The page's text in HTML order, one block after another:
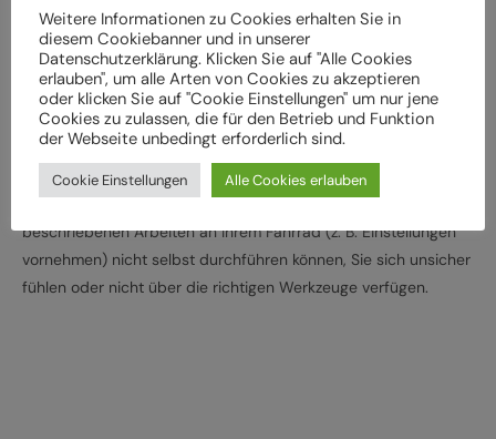
Lassen Sie das Fahrrad entsprechend den
Herstellervorgaben regelmäßig von einem Fachbetrieb
überprüfen und warten, um Gefährdungen, z. B.
verschleißbedingt, zu vermeiden
Halten Sie die angegebenen Drehmomente (Nm) für die
Montage von Bauteilen ein
Wenden Sie sich an Ihren Fachhändler, wenn Sie die
beschriebenen Arbeiten an Ihrem Fahrrad (z. B. Einstellungen
vornehmen) nicht selbst durchführen können, Sie sich unsicher
fühlen oder nicht über die richtigen Werkzeuge verfügen.
Weitere Informationen zu Cookies erhalten Sie in
diesem Cookiebanner und in unserer
Datenschutzerklärung. Klicken Sie auf "Alle Cookies
erlauben", um alle Arten von Cookies zu akzeptieren
oder klicken Sie auf "Cookie Einstellungen" um nur jene
Cookies zu zulassen, die für den Betrieb und Funktion
der Webseite unbedingt erforderlich sind.
Cookie Einstellungen Alle Cookies erlauben